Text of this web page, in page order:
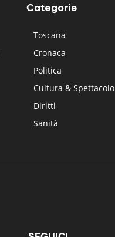
Categorie
Toscana
Cronaca
Politica
Cultura & Spettacolo
Diritti
Sanità